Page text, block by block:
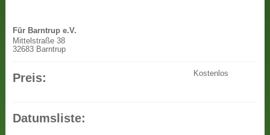
Für Barntrup e.V.
Mittelstraße 38
32683 Barntrup
Preis: Kostenlos
Datumsliste: